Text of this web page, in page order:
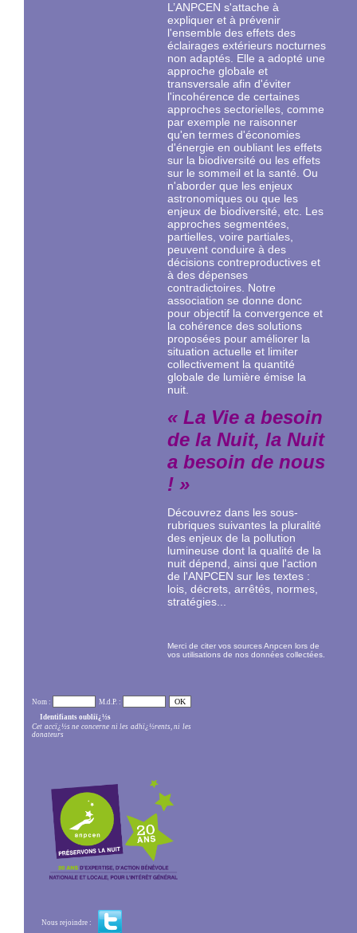
L’ANPCEN s'attache à
expliquer et à prévenir
l'ensemble des effets des
éclairages extérieurs nocturnes
non adaptés. Elle a adopté une
approche globale et
transversale afin d'éviter
l'incohérence de certaines
approches sectorielles, comme
par exemple ne raisonner
qu'en termes d'économies
d'énergie en oubliant les effets
sur la biodiversité ou les effets
sur le sommeil et la santé. Ou
n'aborder que les enjeux
astronomiques ou que les
enjeux de biodiversité, etc. Les
approches segmentées,
partielles, voire partiales,
peuvent conduire à des
décisions contreproductives et
à des dépenses
contradictoires. Notre
association se donne donc
pour objectif la convergence et
la cohérence des solutions
proposées pour améliorer la
situation actuelle et limiter
collectivement la quantité
globale de lumière émise la
nuit.
« La Vie a besoin
de la Nuit, la Nuit
a besoin de nous
! »
Découvrez dans les sous-
rubriques suivantes la pluralité
des enjeux de la pollution
lumineuse dont la qualité de la
nuit dépend, ainsi que l'action
de l'ANPCEN sur les textes :
lois, décrets, arrêtés, normes,
stratégies...
Merci de citer vos sources Anpcen lors de
vos utilisations de nos données collectées.
Nom :
M.d.P. :
Identifiants oubliï¿½s
Cet accï¿½s ne concerne ni les adhï¿½rents, ni les
donateurs
Nous rejoindre :